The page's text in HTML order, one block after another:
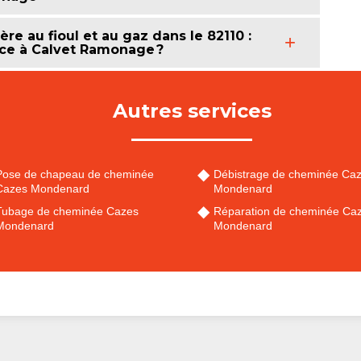
au fioul et au gaz dans le 82110 :
à Calvet Ramonage ?
Autres services
de chapeau de cheminée
Mondenard
de cheminée Cazes
Débistrage de cheminée
Mondenard
Réparation de cheminée
Mondenard